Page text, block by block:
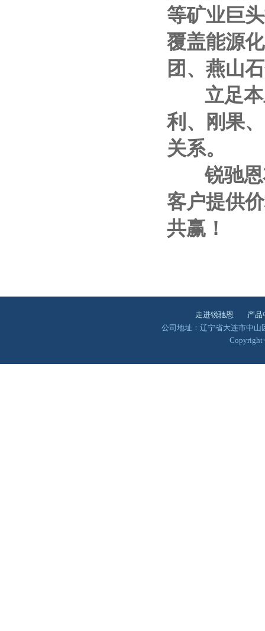
等矿业巨
覆盖能源
团、燕山
立足本
利、刚果
关系。
锐驰恩
客户提供
共赢！
走进锐驰恩
产品
公司地址：辽宁省大连市中
Copyright